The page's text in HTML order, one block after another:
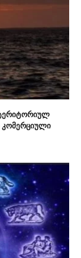
კომერციული